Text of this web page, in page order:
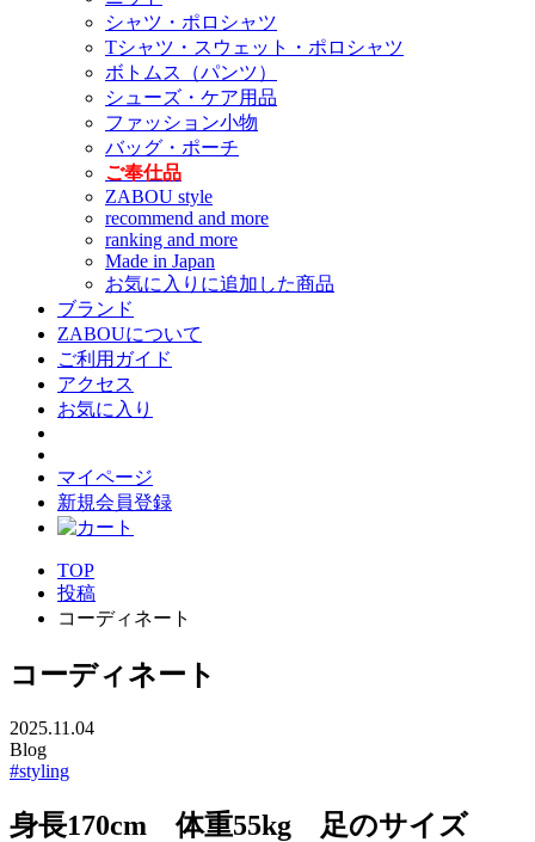
シャツ・ポロシャツ
Tシャツ・スウェット・ポロシャツ
ボトムス（パンツ）
シューズ・ケア用品
ファッション小物
バッグ・ポーチ
ご奉仕品
ZABOU style
recommend and more
ranking and more
Made in Japan
お気に入りに追加した商品
ブランド
ZABOUについて
ご利用ガイド
アクセス
お気に入り
マイページ
新規会員登録
TOP
投稿
コーディネート
コーディネート
2025.11.04
Blog
#styling
身長170cm 体重55kg 足のサイズ